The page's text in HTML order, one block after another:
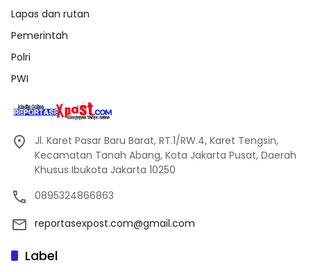
Lapas dan rutan
Pemerintah
Polri
PWI
Jl. Karet Pasar Baru Barat, RT.1/RW.4, Karet Tengsin,
Kecamatan Tanah Abang, Kota Jakarta Pusat, Daerah
Khusus Ibukota Jakarta 10250
0895324866863
reportasexpost.com@gmail.com
Label